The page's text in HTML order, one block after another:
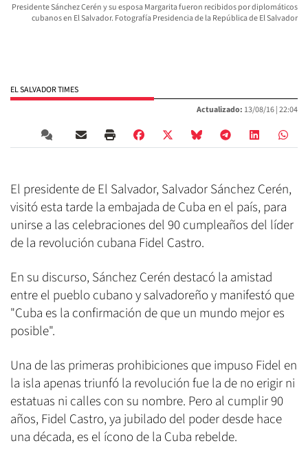
Presidente Sánchez Cerén y su esposa Margarita fueron recibidos por diplomáticos
cubanos en El Salvador. Fotografía Presidencia de la República de El Salvador
EL SALVADOR TIMES
Actualizado: 13/08/16 |22:04
El presidente de El Salvador, Salvador Sánchez Cerén,
visitó esta tarde la embajada de Cuba en el país, para
unirse a las celebraciones del 90 cumpleaños del líder
de la revolución cubana Fidel Castro.
En su discurso, Sánchez Cerén destacó la amistad
entre el pueblo cubano y salvadoreño y manifestó que
"Cuba es la confirmación de que un mundo mejor es
posible".
Una de las primeras prohibiciones que impuso Fidel en
la isla apenas triunfó la revolución fue la de no erigir ni
estatuas ni calles con su nombre. Pero al cumplir 90
años, Fidel Castro, ya jubilado del poder desde hace
una década, es el ícono de la Cuba rebelde.